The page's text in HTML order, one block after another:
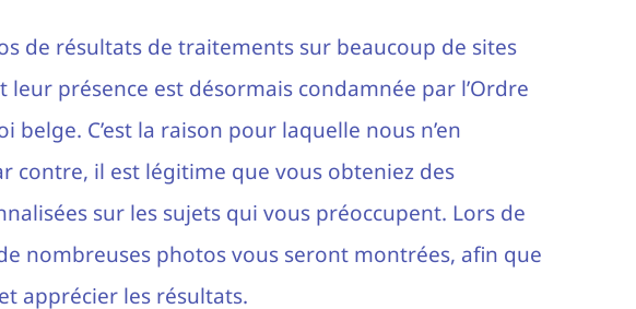
de résultats de traitements sur beaucoup de sites
présence est désormais condamnée par l’Ordre
belge. C’est la raison pour laquelle nous n’en
contre, il est légitime que vous obteniez des
sur les sujets qui vous préoccupent. Lors de
nombreuses photos vous seront montrées, afin que
apprécier les résultats.